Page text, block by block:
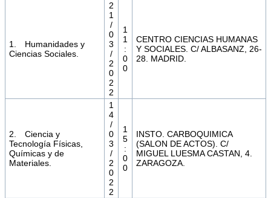
1. Humanidades y
Ciencias Sociales.
2
1
/
0
3
/
2
0
2
2
1
1
:
0
0
CENTRO CIENCIAS HUMANAS
Y SOCIALES. C/ ALBASANZ, 26-
28. MADRID.
2. Ciencia y
Tecnología Físicas,
Químicas y de
Materiales.
1
4
/
0
3
/
2
0
2
2
1
5
:
0
0
INSTO. CARBOQUIMICA
(SALON DE ACTOS). C/
MIGUEL LUESMA CASTAN, 4.
ZARAGOZA.